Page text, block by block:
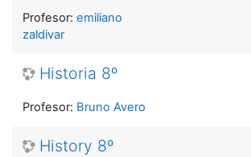
Profesor: emiliano
zaldivar
Historia 8º
Profesor: Bruno Avero
History 8º